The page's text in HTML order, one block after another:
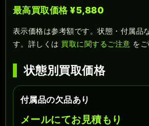
最高買取価格 ¥5,880
表示価格は参考額です。状態・付属品
す。詳しくは 買取に関するご注意 を
状態別買取価格
付属品の欠品あり
メールにてお見積もり